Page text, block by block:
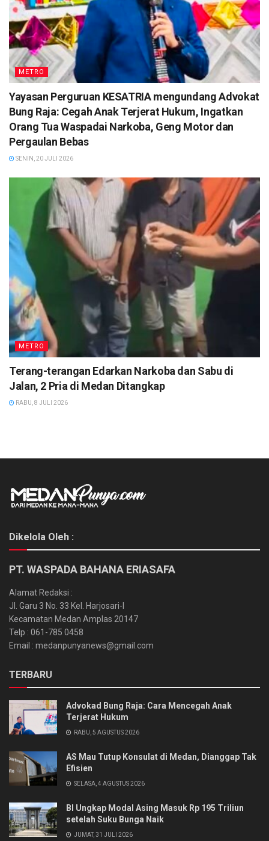
METRO
Yayasan Perguruan KESATRIA mengundang Advokat
Bung Raja: Cegah Anak Terjerat Hukum, Ingatkan
Orang Tua Waspadai Narkoba, Geng Motor dan
Pergaulan Bebas
SENIN, 20 JULI 2026
METRO
Terang-terangan Edarkan Narkoba dan Sabu di
Jalan, 2 Pria di Medan Ditangkap
RABU, 8 JULI 2026
Dikelola Oleh :
PT. WASPADA BAHANA ERIASAFA
Alamat Redaksi :
Jl. Garu 3 No. 33 Kel. Harjosari-I
Kecamatan Medan Amplas 20147
Telp : 061-785 0458
Email : medanpunyanews@gmail.com
TERBARU
Advokad Bung Raja: Cara Mencegah Anak
Terjerat Hukum
RABU, 5 AGUSTUS 2026
AS Mau Tutup Konsulat di Medan, Dianggap Tak
Efisien
SELASA, 4 AGUSTUS 2026
BI Ungkap Modal Asing Masuk Rp 195 Triliun
setelah Suku Bunga Naik
JUMAT, 31 JULI 2026